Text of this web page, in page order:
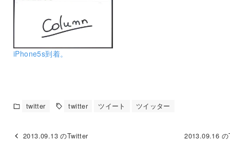
iPhone5s到着。
twitter twitter ツイート ツイッター
2013.09.13 のTwitter 2013.09.16